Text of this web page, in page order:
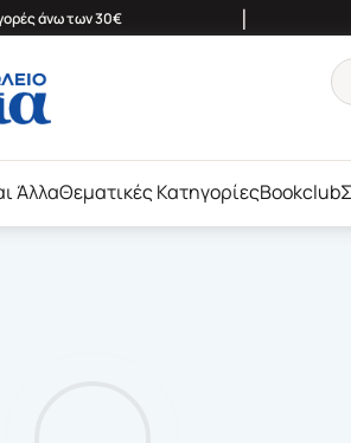
άνω των 30€ |
ΆλλαΘεματικές ΚατηγορίεςBookclub